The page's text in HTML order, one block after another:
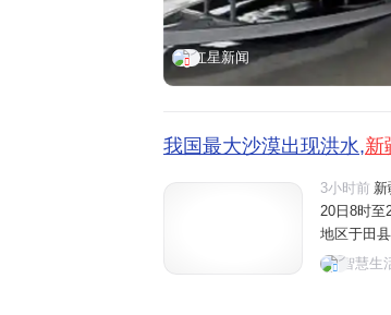
红星新闻
我国最大沙漠出现洪水,新
3小时前 新
20日8时至
地区于田
20时至20
智慧生